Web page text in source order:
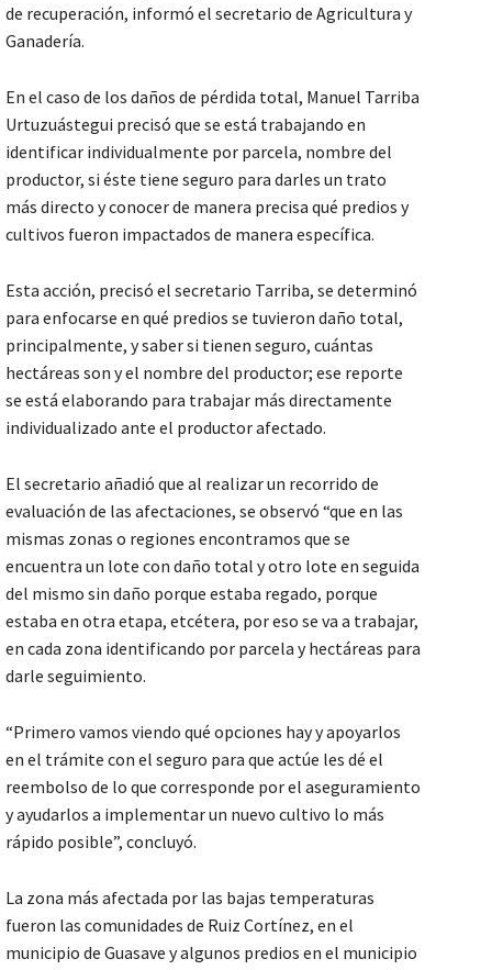
de recuperación, informó el secretario de Agricultura y
Ganadería.
En el caso de los daños de pérdida total, Manuel Tarriba
Urtuzuástegui precisó que se está trabajando en
identificar individualmente por parcela, nombre del
productor, si éste tiene seguro para darles un trato
más directo y conocer de manera precisa qué predios y
cultivos fueron impactados de manera específica.
Esta acción, precisó el secretario Tarriba, se determinó
para enfocarse en qué predios se tuvieron daño total,
principalmente, y saber si tienen seguro, cuántas
hectáreas son y el nombre del productor; ese reporte
se está elaborando para trabajar más directamente
individualizado ante el productor afectado.
El secretario añadió que al realizar un recorrido de
evaluación de las afectaciones, se observó “que en las
mismas zonas o regiones encontramos que se
encuentra un lote con daño total y otro lote en seguida
del mismo sin daño porque estaba regado, porque
estaba en otra etapa, etcétera, por eso se va a trabajar,
en cada zona identificando por parcela y hectáreas para
darle seguimiento.
“Primero vamos viendo qué opciones hay y apoyarlos
en el trámite con el seguro para que actúe les dé el
reembolso de lo que corresponde por el aseguramiento
y ayudarlos a implementar un nuevo cultivo lo más
rápido posible”, concluyó.
La zona más afectada por las bajas temperaturas
fueron las comunidades de Ruiz Cortínez, en el
municipio de Guasave y algunos predios en el municipio